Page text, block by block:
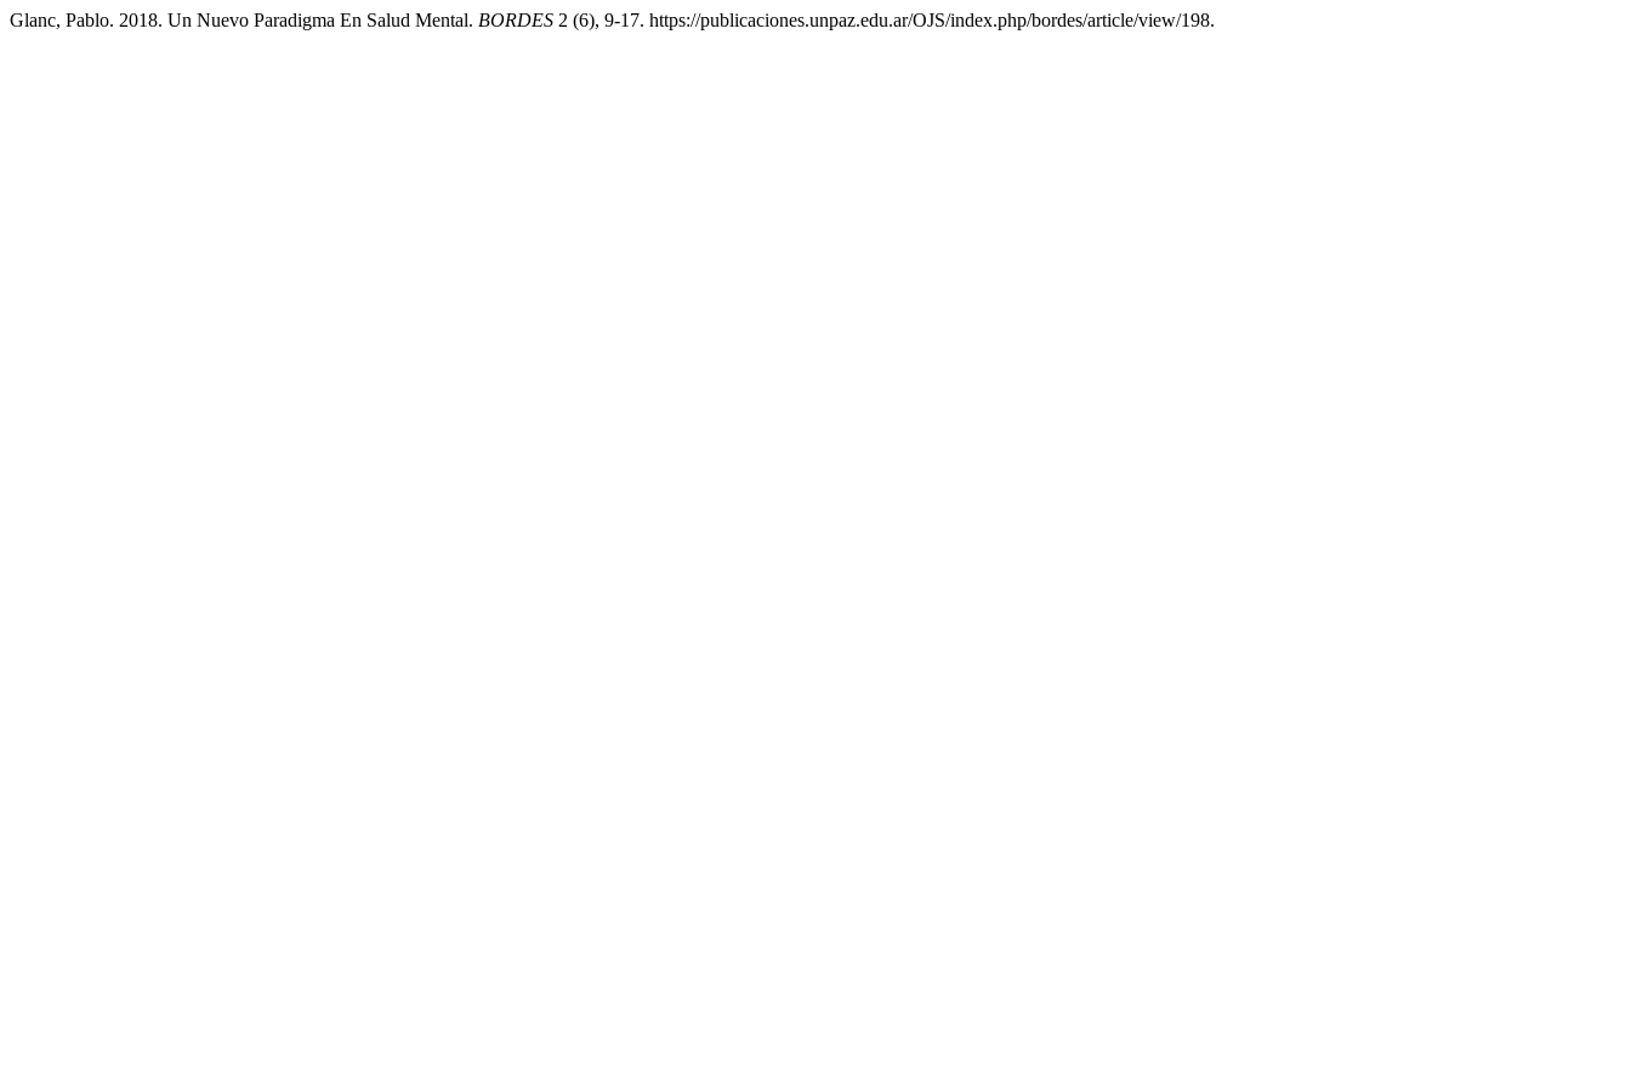
Glanc, Pablo. 2018. Un Nuevo Paradigma En Salud Mental. BORDES 2 (6), 9-17. https://publicaciones.unpaz.edu.ar/OJS/index.php/bordes/article/view/198.